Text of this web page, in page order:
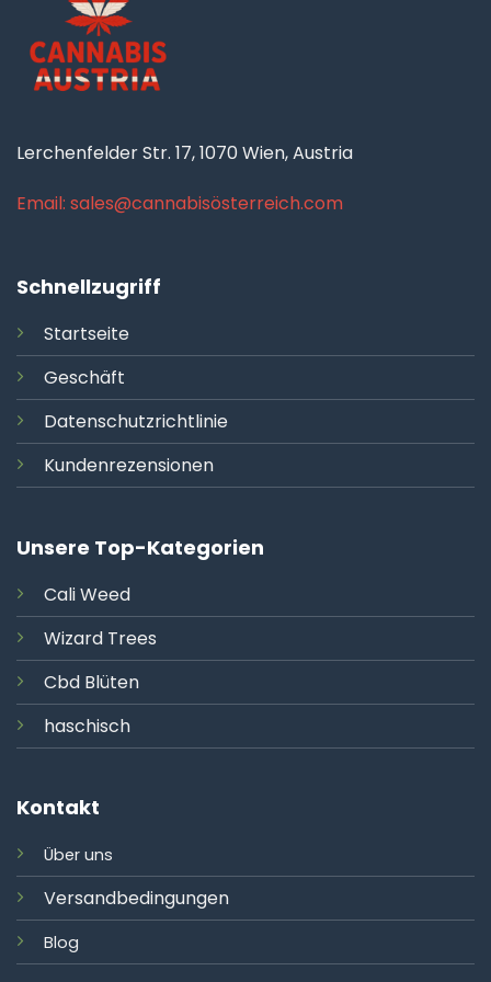
Lerchenfelder Str. 17, 1070 Wien, Austria
Email: sales@cannabisösterreich.com
Schnellzugriff
Startseite
Geschäft
Datenschutzrichtlinie
Kundenrezensionen
Unsere Top-Kategorien
CaliWeed
Wizard Trees
Cbd Blüten
haschisch
Kontakt
Über uns
Versandbedingungen
Blog